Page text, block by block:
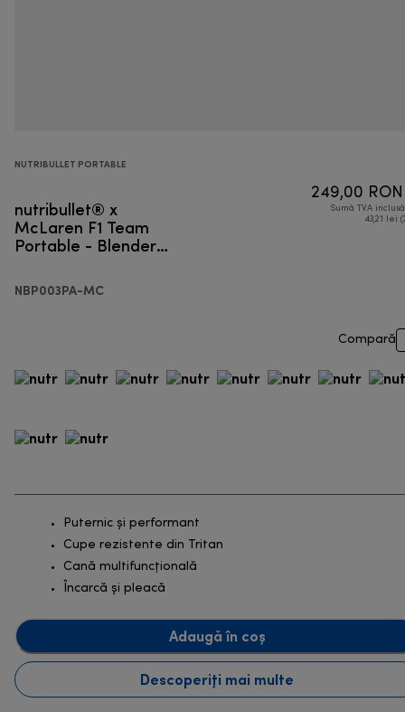
NUTRIBULLET PORTABLE
nutribullet® x
McLaren F1 Team
Portable - Blender
NBP003PA-MC
249,00 RON
Sumă TVA
43,21 lei
Compară
Puternic şi performant
Cupe rezistente din Tritan
Cană multifuncțională
Încarcă și pleacă
Adaugă în coș
Descoperiți mai multe